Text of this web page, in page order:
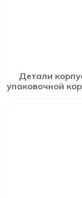
Детали
упаковочной